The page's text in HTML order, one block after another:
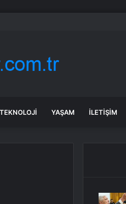
hava nasıl olacak, yağış var mı?
TEKNOLOJI YAŞAM İLETIŞIM